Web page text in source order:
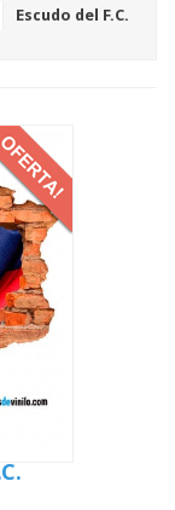
Escudo del F.C.